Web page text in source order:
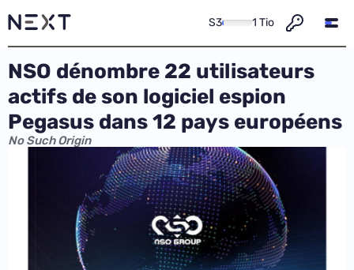
S3 1 Tio
NSO dénombre 22 utilisateurs
actifs de son logiciel espion
Pegasus dans 12 pays européens
No Such Origin